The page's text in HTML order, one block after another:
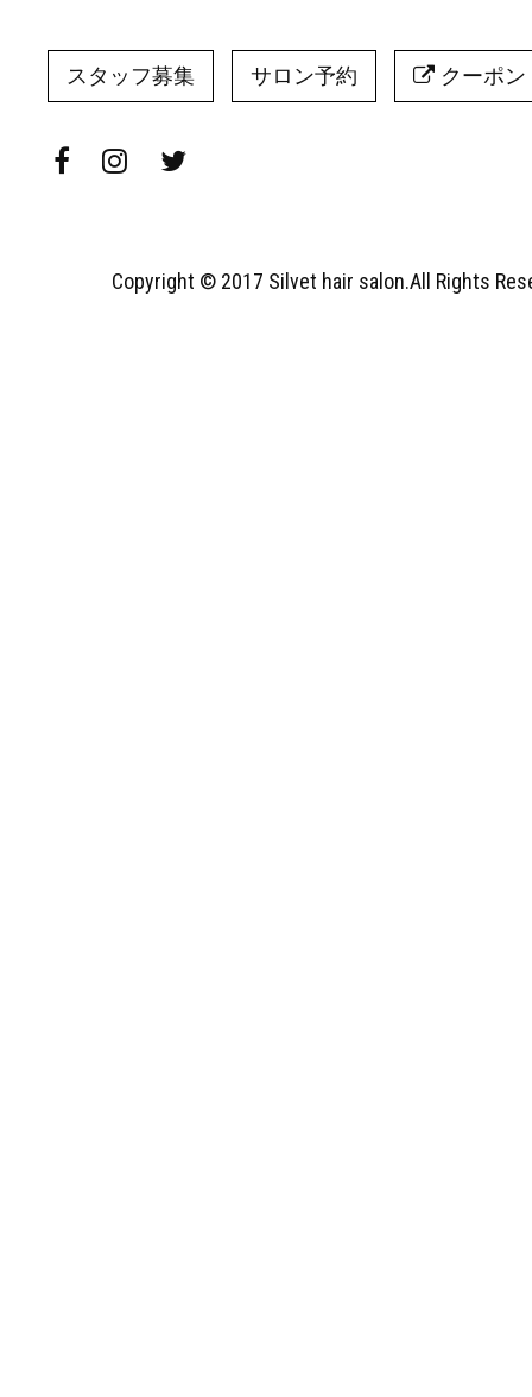
スタッフ募集 サロン予約 クーポン
Copyright © 2017 Silvet hair salon.All Rights